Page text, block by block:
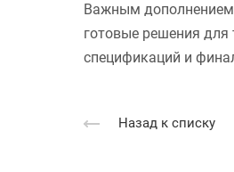
Важным дополнением
готовые решения
спецификаций и
Назад к списку